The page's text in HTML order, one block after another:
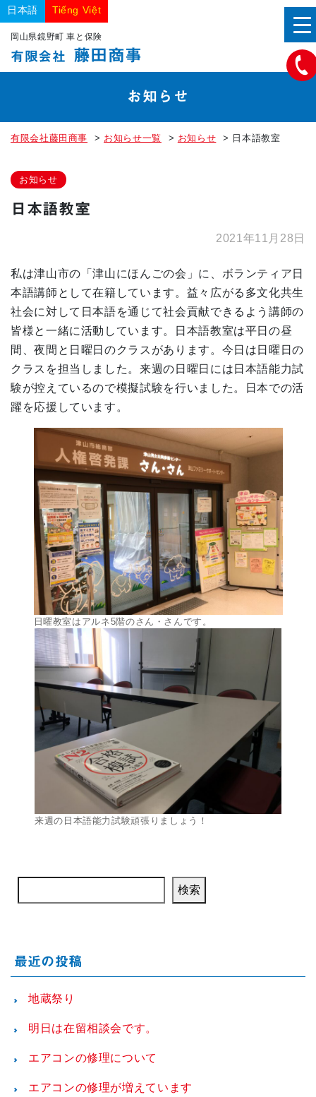
岡山県鏡野町 車と保険
有限会社 藤田商事
日本語 Tiếng Việt
お知らせ
有限会社藤田商事 > お知らせ一覧 > お知らせ > 日本語教室
お知らせ
日本語教室
2021年11月28日
私は津山市の「津山にほんごの会」に、ボランティア日
本語講師として在籍しています。益々広がる多文化共生
社会に対して日本語を通じて社会貢献できるよう講師の
皆様と一緒に活動しています。日本語教室は平日の昼
間、夜間と日曜日のクラスがあります。今日は日曜日の
クラスを担当しました。来週の日曜日には日本語能力試
験が控えているので模擬試験を行いました。日本での活
躍を応援しています。
日曜教室はアルネ5階のさん・さんです。
来週の日本語能力試験頑張りましょう！
検索
最近の投稿
地蔵祭り
明日は在留相談会です。
エアコンの修理について
エアコンの修理が増えています